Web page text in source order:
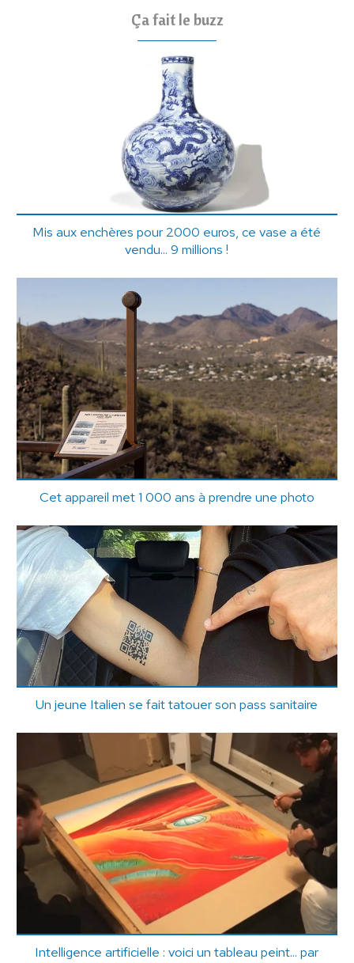
Ça fait le buzz
Mis aux enchères pour 2000 euros, ce vase a été
vendu... 9 millions !
Cet appareil met 1 000 ans à prendre une photo
Un jeune Italien se fait tatouer son pass sanitaire
Intelligence artificielle : voici un tableau peint... par